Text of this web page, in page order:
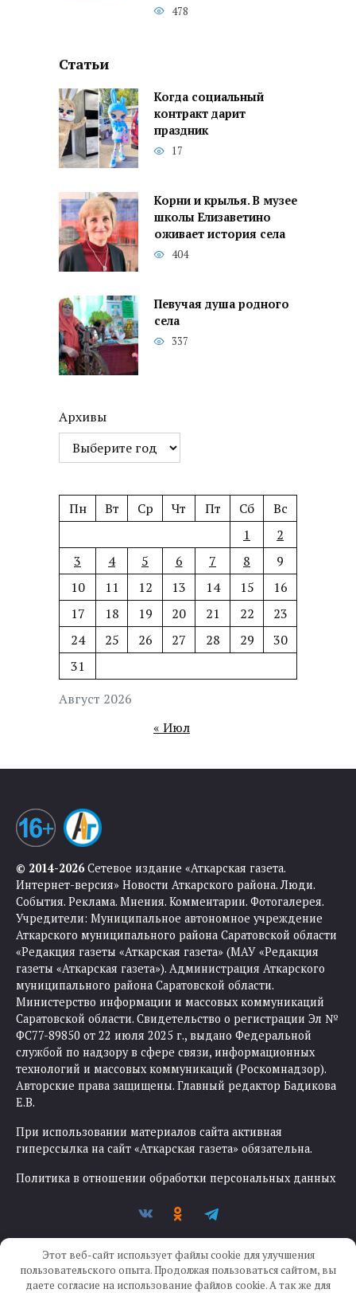
478
Статьи
Когда социальный
контракт дарит
праздник
17
Корни и крылья. В музее
школы Елизаветино
оживает история села
404
Певучая душа родного
села
337
Архивы
Август 2026
Пн Вт Ср Чт Пт Сб
Вс
1
2
3
4 5 6 7 8
9
10
11 12 13 14 15
16
17
18 19 20 21 22
23
24
25 26 27 28 29
30
31
« Июл
© 2014-2026Сетевое издание «Аткарская газета.
Интернет-версия» Новости Аткарского района. Люди.
События. Реклама. Мнения. Комментарии. Фотогалерея.
Учредители: Муниципальное автономное учреждение
Аткарского муниципального района Саратовской области
«Редакция газеты «Аткарская газета» (МАУ «Редакция
газеты «Аткарская газета»). Администрация Аткарского
муниципального района Саратовской области.
Министерство информации и массовых коммуникаций
Саратовской области. Свидетельство о регистрации Эл №
ФС77-89850 от 22 июля 2025 г., выдано Федеральной
службой по надзору в сфере связи, информационных
технологий и массовых коммуникаций (Роскомнадзор).
Авторские права защищены. Главный редактор Бадикова
Е.В.
При использовании материалов сайта активная
гиперссылка на сайт «Аткарская газета» обязательна.
Политика в отношении обработки персональных данных
Этот веб-сайт использует файлы cookie для улучшения
пользовательского опыта. Продолжая пользоваться сайтом, вы
даете согласие на использование файлов cookie. А так же для